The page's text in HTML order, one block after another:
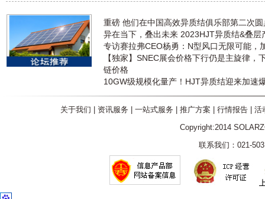
重磅 他们在中国高效异质结俱乐部第二次
异在当下，叠出未来 2023HJT异质结&叠层
专访赛拉弗CEO杨勇：N型风口无限可能，
【独家】SNEC展会价格下行仍是主旋律，
链价格
10GW级规模化量产！HJT异质结迎来加速
关于我们 资讯服务 一站式服务 推广方案 行情报告| 活
Copyright:2014
联系我们：021-